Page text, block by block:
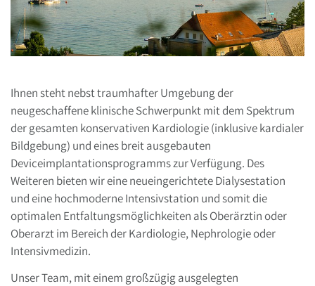
Ihnen steht nebst traumhafter Umgebung der
neugeschaffene klinische Schwerpunkt mit dem Spektrum
der gesamten konservativen Kardiologie (inklusive kardialer
Bildgebung) und eines breit ausgebauten
Deviceimplantationsprogramms zur Verfügung. Des
Weiteren bieten wir eine neueingerichtete Dialysestation
und eine hochmoderne Intensivstation und somit die
optimalen Entfaltungsmöglichkeiten als Oberärztin oder
Oberarzt im Bereich der Kardiologie, Nephrologie oder
Intensivmedizin.
Unser Team, mit einem großzügig ausgelegten